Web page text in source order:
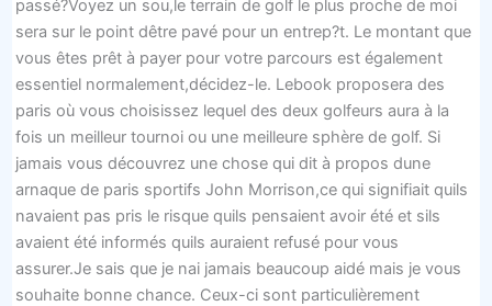
passé?Voyez un sou,le terrain de golf le plus proche de moi
sera sur le point dêtre pavé pour un entrep?t. Le montant que
vous êtes prêt à payer pour votre parcours est également
essentiel normalement,décidez-le. Lebook proposera des
paris où vous choisissez lequel des deux golfeurs aura à la
fois un meilleur tournoi ou une meilleure sphère de golf. Si
jamais vous découvrez une chose qui dit à propos dune
arnaque de paris sportifs John Morrison,ce qui signifiait quils
navaient pas pris le risque quils pensaient avoir été et sils
avaient été informés quils auraient refusé pour vous
assurer.Je sais que je nai jamais beaucoup aidé mais je vous
souhaite bonne chance. Ceux-ci sont particulièrement